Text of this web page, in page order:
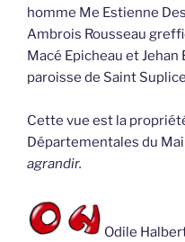
homme Me Estienne
Ambrois Rousseau
Macé Epicheau et
paroisse de Saint
Cette vue est la
Départementales du
agrandir.
Odile